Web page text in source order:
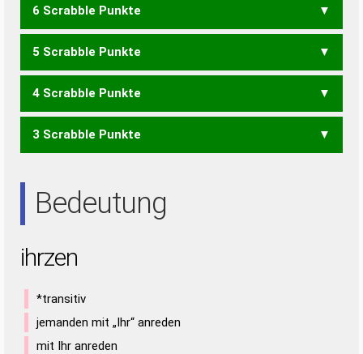
HEIZ HERZ ZEHN ZEHR
6 Scrabble Punkte
ZEH NERZ REIZ RENZ
5 Scrabble Punkte
ERZ ZER HIER HIRN IHRE
4 Scrabble Punkte
EHR HEI HER HIE HIN
3 Scrabble Punkte
Bedeutung
ihrzen
*transitiv
jemanden mit „Ihr“ anreden
mit Ihr anreden